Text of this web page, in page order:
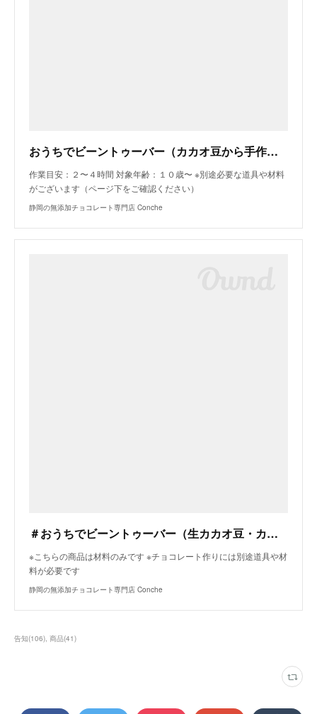
おうちでビーントゥーバー（カカオ豆から手作りチョコレートキット） | 静岡のBean to Barチョコレート専門店Conche
作業目安：２〜４時間 対象年齢：１０歳〜 ※別途必要な道具や材料
がございます（ページ下をご確認ください）
静岡の無添加チョコレート専門店 Conche
＃おうちでビーントゥーバー（生カカオ豆・カカオバター・粉ミルクの材料セット） | 静岡のBean to Barチョコレート専門店Conche
※こちらの商品は材料のみです ※チョコレート作りには別途道具や材
料が必要です
静岡の無添加チョコレート専門店 Conche
告知(106) 商品(41)